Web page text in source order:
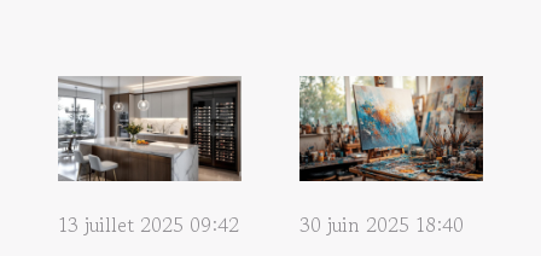
13 juillet 2025 09:42
30 juin 2025 18:40